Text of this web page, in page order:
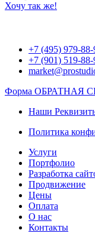
Хочу так же!
+7 (495) 979-88-
+7 (901) 519-88-
Форма ОБРАТНАЯ
Наши
Политика
Услуги
Портфолио
Разработка
Продвижение
Цены
Оплата
О нас
Контакты